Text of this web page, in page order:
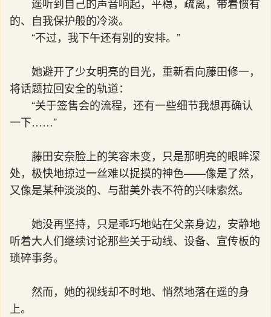
遥听到自己的声音响起，平稳，疏离，带着惯有
的、自我保护般的冷淡。
“不过，我下午还有别的安排。”
她避开了少女明亮的目光，重新看向藤田修一，
将话题拉回安全的轨道：
“关于签售会的流程，还有一些细节我想再确认
一下……”
藤田安奈脸上的笑容未变，只是那明亮的眼眸深
处，极快地掠过一丝难以捉摸的神色——像是了然，
又像是某种淡淡的、与甜美外表不符的兴味索然。
她没再坚持，只是乖巧地站在父亲身边，安静地
听着大人们继续讨论那些关于动线、设备、宣传板的
琐碎事务。
然而，她的视线却不时地、悄然地落在遥的身
上。